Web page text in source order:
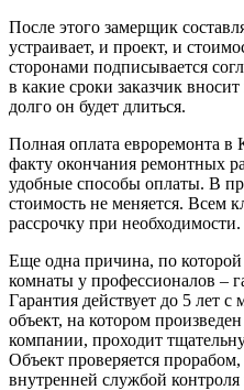
После этого замерщик
устраивает, и проект, и
сторонами подписывается
в какие сроки заказчик
долго он будет длиться.
Полная оплата евроремонта в
факту окончания ремонтных
удобные способы оплаты. В
стоимость не меняется. Всем
рассрочку при необходимости.
Еще одна причина, по которой
комнаты у профессионалов –
Гарантия действует до 5 лет
объект, на котором
компании, проходит
Объект проверяется
внутренней службой контроля